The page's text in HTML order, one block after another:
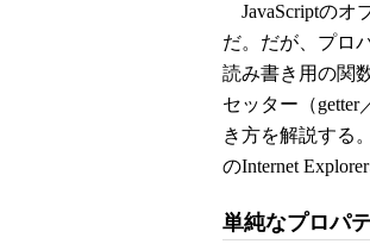
JavaScriptのオ
だ。だが、プロ
読み書き用の関
セッター（
き方を解説する
のInternet
単純なプロパ